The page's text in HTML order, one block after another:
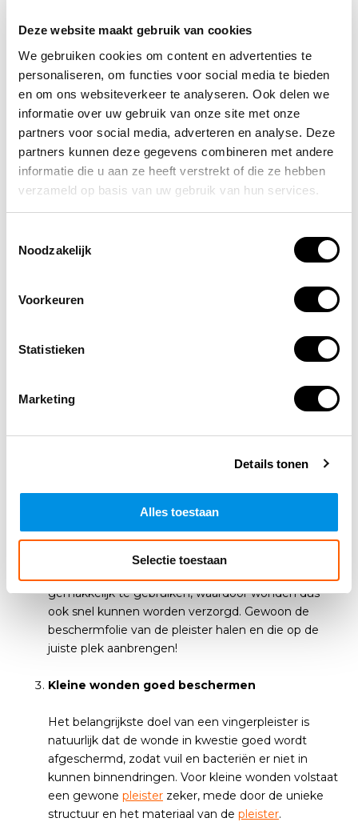
Deze website maakt gebruik van cookies
We gebruiken cookies om content en advertenties te
personaliseren, om functies voor social media te bieden
en om ons websiteverkeer te analyseren. Ook delen we
informatie over uw gebruik van onze site met onze
partners voor social media, adverteren en analyse. Deze
partners kunnen deze gegevens combineren met andere
informatie die u aan ze heeft verstrekt of die ze hebben
verzameld op basis van uw gebruik van hun services.
Noodzakelijk
Voorkeuren
Statistieken
Marketing
Details tonen
Alles toestaan
Selectie toestaan
voor het afschermen van een wond op de vinger of hand,
en bij arbowinkel.nl vind je dan ook een uitgebreid aanbod
aan verschillende pleisters.
Waarom zijn vingerpleisters nu precies zo handig en
waarom zou je op het aanbodpleistersvan ARBO
centrum moeten vertrouwen? Hieronder vind je een
uitgebreid antwoord op beide vragen!
pleistermag dan wel een banale oplossing lijken voor
degelijk een goed idee om over dit
te beschikken. Enkele voordelen
Eerst en vooral zijn vingerpleisters zowat de
vingerpleister varieert de prijs, maar altijd ben je
Gemakkelijk te gebruiken
gemakkelijk te gebruiken, waardoor wonden dus
ook snel kunnen worden verzorgd. Gewoon de
beschermfolie van de pleister halen en die op de
juiste plek aanbrengen!
Kleine wonden goed beschermen
Het belangrijkste doel van een vingerpleister is
natuurlijk dat de wonde in kwestie goed wordt
afgeschermd, zodat vuil en bacteriën er niet in
kunnen binnendringen. Voor kleine wonden volstaat
een gewone pleister zeker, mede door de unieke
structuur en het materiaal van de pleister.